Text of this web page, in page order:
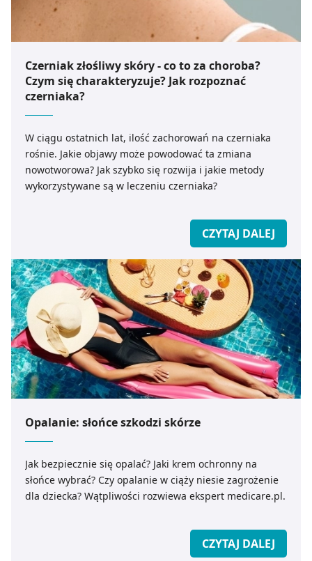
Czerniak złośliwy skóry - co to za choroba?
Czym się charakteryzuje? Jak rozpoznać
czerniaka?
W ciągu ostatnich lat, ilość zachorowań na czerniaka
rośnie. Jakie objawy może powodować ta zmiana
nowotworowa? Jak szybko się rozwija i jakie metody
wykorzystywane są w leczeniu czerniaka?
CZYTAJ DALEJ
Opalanie: słońce szkodzi skórze
Jak bezpiecznie się opalać? Jaki krem ochronny na
słońce wybrać? Czy opalanie w ciąży niesie zagrożenie
dla dziecka? Wątpliwości rozwiewa ekspert medicare.pl.
CZYTAJ DALEJ